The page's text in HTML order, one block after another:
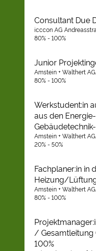
Consultant Due
icccon AG
80% - 100%
Junior
Amstein + Walthert
80% - 100%
Werkstudent:in
aus den
Amstein + Walthert
20% - 50%
Fachplaner:in in
Heizung/
Amstein + Walthert
80% - 100%
/ Gesamtleitung
100%